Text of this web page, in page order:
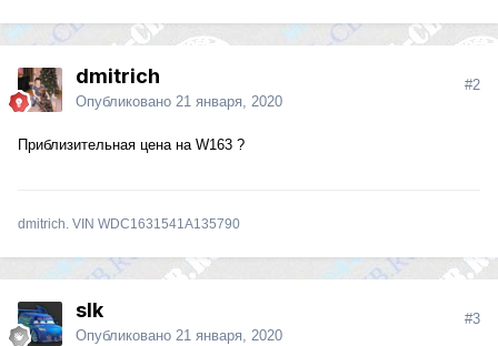
dmitrich
Опубликовано 21 января, 2020
#2
Приблизительная цена на W163 ?
dmitrich. VIN WDC1631541A135790
slk
Опубликовано 21 января, 2020
#3